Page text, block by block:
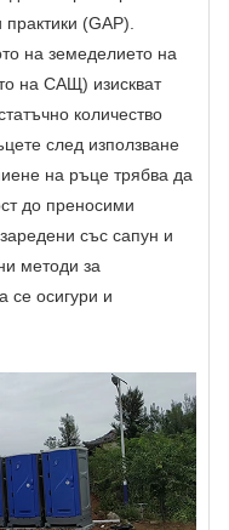
(GAP).
на земеделието на
на САЩ) изискват
количество
след използване
на ръце трябва да
до преносими
със сапун и
методи за
се осигури и